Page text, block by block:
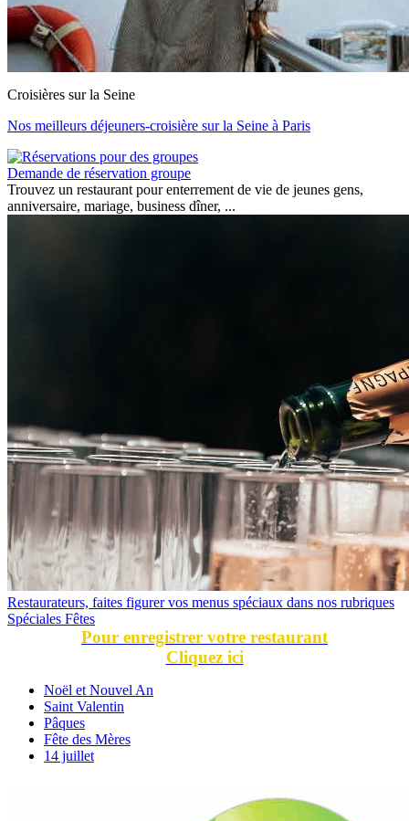
Croisières sur la Seine
Nos meilleurs déjeuners-croisière sur la Seine à Paris
Demande de réservation groupe
Trouvez un restaurant pour enterrement de vie de jeunes gens,
anniversaire, mariage, business dîner, ...
Restaurateurs, faites figurer vos menus spéciaux dans nos rubriques
Spéciales Fêtes
Pour enregistrer votre restaurant
Cliquez ici
Noël et Nouvel An
Saint Valentin
Pâques
Fête des Mères
14 juillet